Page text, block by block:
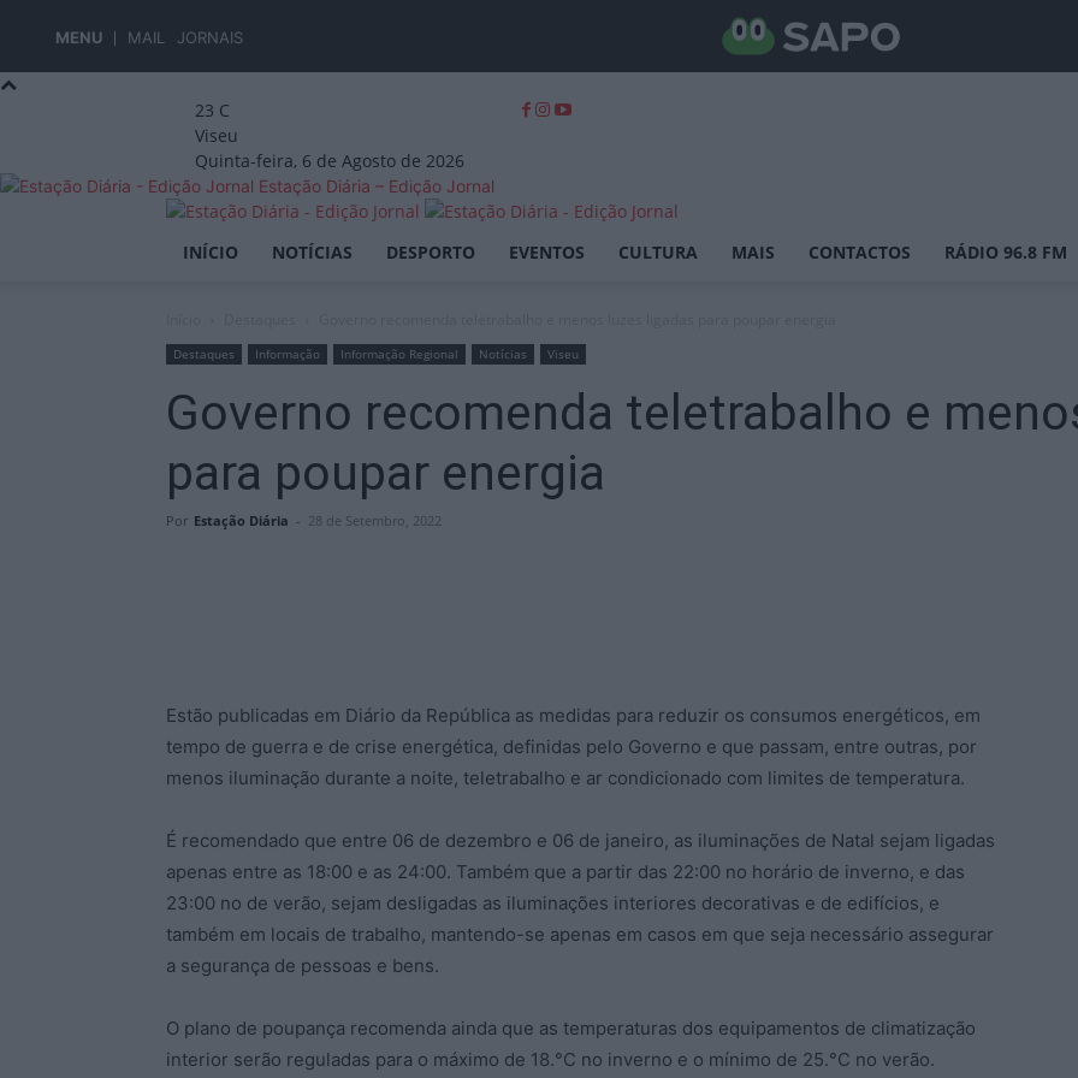
MENU MAIL JORNAIS
23 C
Viseu
Quinta-feira, 6 de Agosto de 2026
Estação Diária – Edição Jornal
INÍCIO NOTÍCIAS DESPORTO EVENTOS CULTURA MAIS CONTACTOS RÁDIO 96.8 FM
Destaques Informação Informação Regional Notícias Viseu
Governo recomenda teletrabalho e
para poupar energia
Por Estação Diária - 28 de Setembro, 2022
Estão publicadas em Diário da República as medidas para reduzir os consumos energéticos, em
tempo de guerra e de crise energética, definidas pelo Governo e que passam, entre outras, por
menos iluminação durante a noite, teletrabalho e ar condicionado com limites de temperatura.
É recomendado que entre 06 de dezembro e 06 de janeiro, as iluminações de Natal sejam ligadas
apenas entre as 18:00 e as 24:00. Também que a partir das 22:00 no horário de inverno, e das
23:00 no de verão, sejam desligadas as iluminações interiores decorativas e de edifícios, e
também em locais de trabalho, mantendo-se apenas em casos em que seja necessário assegurar
a segurança de pessoas e bens.
O plano de poupança recomenda ainda que as temperaturas dos equipamentos de climatização
interior serão reguladas para o máximo de 18.°C no inverno e o mínimo de 25.°C no verão.